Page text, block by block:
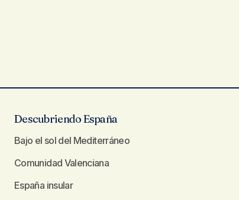
Descubriendo España
Bajo el sol del Mediterráneo
Comunidad Valenciana
España insular